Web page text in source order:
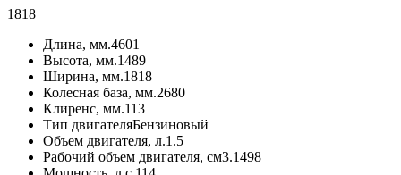
1818
Длина, мм.4601
Высота, мм.1489
Ширина, мм.1818
Колесная база, мм.2680
Клиренс, мм.113
Тип двигателяБензиновый
Объем двигателя, л.1.5
Рабочий объем двигателя, см3.1498